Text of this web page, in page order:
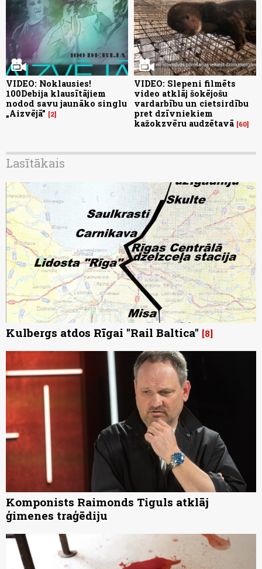
VIDEO: Noklausies!
100Debija klausītājiem
nodod savu jaunāko singlu
„Aizvējā”
2
VIDEO: Slepeni filmēts
video atklāj šokējošu
vardarbību un cietsirdību
pret dzīvniekiem
kažokzvēru audzētavā 60
Lasītākais
Kulbergs atdos Rīgai "Rail Baltica" 8
Komponists Raimonds Tiguls atklāj
ģimenes traģēdiju